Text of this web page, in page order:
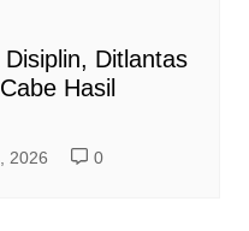
Ditlantas
Hasil
2026 0